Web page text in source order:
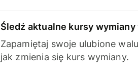
Śledź aktualne kursy wymiany
Zapamiętaj swoje ulubione
jak zmienia się kurs wymiany.